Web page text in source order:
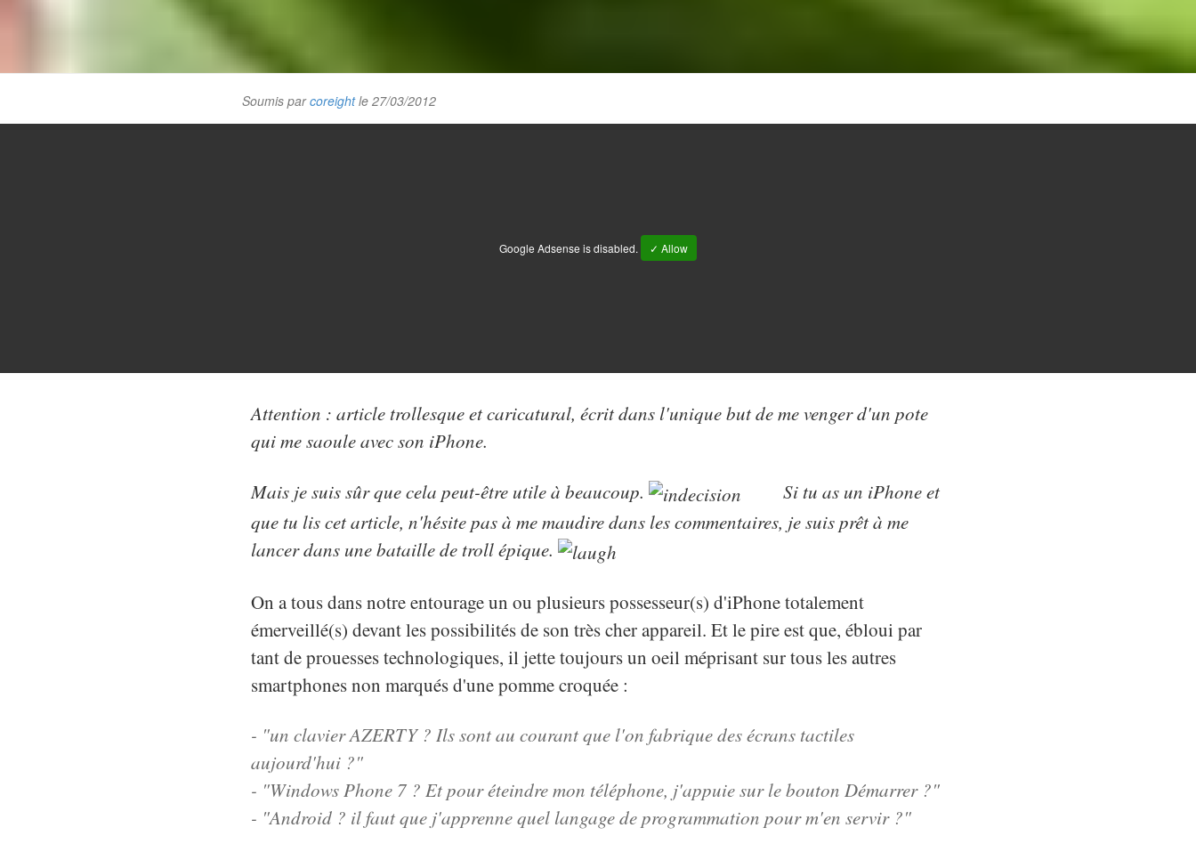
Soumis parcoreightle 27/03/2012
Google Adsense is disabled. ✓ Allow
Attention : article trollesque et caricatural, écrit dans l'unique but de me venger d'un pote
qui me saoule avec son iPhone.
Mais je suis sûr que cela peut-être utile à beaucoup.
Si tu as un iPhone et
que tu lis cet article, n'hésite pas à me maudire dans les commentaires, je suis prêt à me
lancer dans une bataille de troll épique.
On a tous dans notre entourage un ou plusieurs possesseur(s) d'iPhone totalement
émerveillé(s) devant les possibilités de son très cher appareil. Et le pire est que, ébloui par
tant de prouesses technologiques, il jette toujours un oeil méprisant sur tous les autres
smartphones non marqués d'une pomme croquée :
- "un clavier AZERTY ? Ils sont au courant que l'on fabrique des écrans tactiles
aujourd'hui ?"
- "Windows Phone 7 ? Et pour éteindre mon téléphone, j'appuie sur le bouton Démarrer ?"
- "Android ? il faut que j'apprenne quel langage de programmation pour m'en servir ?"